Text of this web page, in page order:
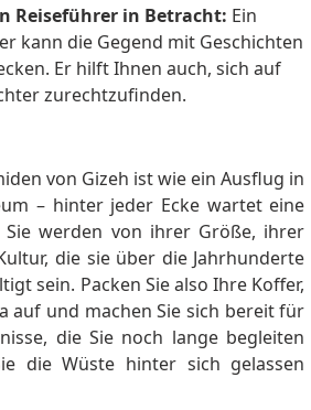
Reiseführer in Betracht: Ein
kann die Gegend mit Geschichten
Er hilft Ihnen auch, sich auf
zurechtzufinden.
von Gizeh ist wie ein Ausflug in
– hinter jeder Ecke wartet eine
Sie werden von ihrer Größe, ihrer
die sie über die Jahrhunderte
sein. Packen Sie also Ihre Koffer,
auf und machen Sie sich bereit für
die Sie noch lange begleiten
die Wüste hinter sich gelassen